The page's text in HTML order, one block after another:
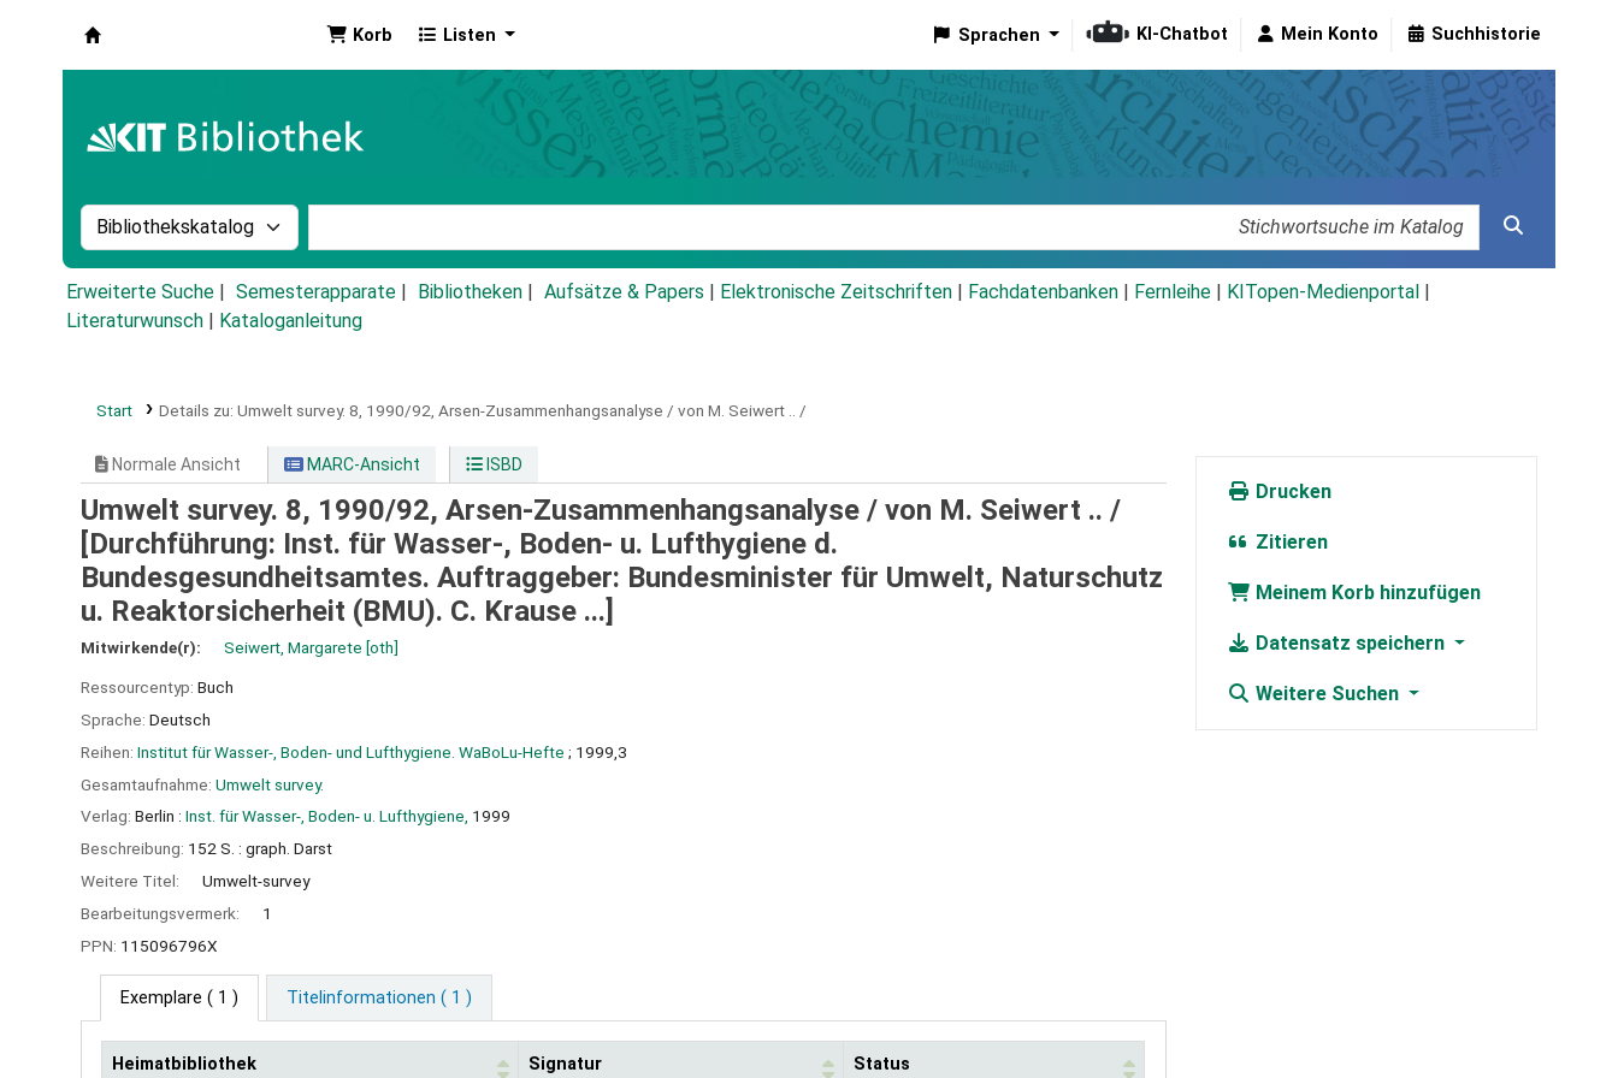
Korb Listen Sprachen KI-Chatbot Mein Konto Suchhistorie
Suche im Katalog nach:
Erweiterte Suche Semesterapparate Bibliotheken Aufsätze & Papers Elektronische Zeitschriften Fachdatenbanken Fernleihe KITopen-Medienportal
Literaturwunsch
Kataloganleitung
Start Details zu: Umwelt survey. 8, 1990/92, Arsen-Zusammenhangsanalyse / von M. Seiwert .. /
Normale Ansicht MARC-Ansicht ISBD
Umwelt survey. 8, 1990/92, Arsen-Zusammenhangsanalyse / von M. Seiwert .. /
[Durchführung: Inst. für Wasser-, Boden- u. Lufthygiene d.
Bundesgesundheitsamtes. Auftraggeber: Bundesminister für Umwelt, Naturschutz
u. Reaktorsicherheit (BMU). C. Krause ...]
Mitwirkende(r): Seiwert, Margarete [oth]
Ressourcentyp: Buch
Sprache: Deutsch
Reihen: Institut für Wasser-, Boden- und Lufthygiene. WaBoLu-Hefte ; 1999,3
Gesamtaufnahme: Umwelt survey.
Verlag: Berlin : Inst. für Wasser-, Boden- u. Lufthygiene, 1999
Beschreibung: 152 S. : graph. Darst
Weitere Titel:
Umwelt-survey
Bearbeitungsvermerk:
1
PPN: 115096796X
Exemplare ( 1 ) Titelinformationen ( 1 )
Heimatbibliothek Signatur Status
Drucken
Zitieren
Meinem Korb hinzufügen
Datensatz speichern
Weitere Suchen